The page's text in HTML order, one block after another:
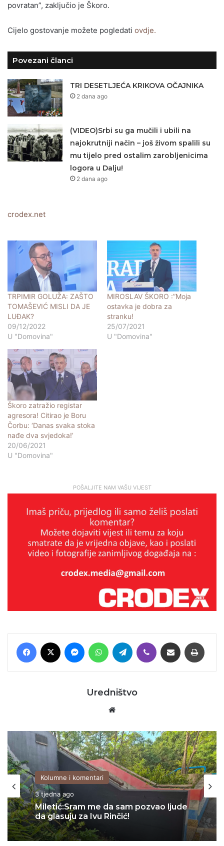
povratan”, zaključio je Škoro.
Cijelo gostovanje možete pogledati ovdje.
Povezani članci
TRI DESETLJEĆA KRIKOVA OČAJNIKA
2 dana ago
(VIDEO)Srbi su ga mučili i ubili na
najokrutniji način – još živom spalili su
mu tijelo pred ostalim zarobljenicima
logora u Dalju!
2 dana ago
crodex.net
TRPIMIR GOLUŽA: ZAŠTO
TOMAŠEVIĆ MISLI DA JE
LUĐAK?
09/12/2022
U "Domovina"
MIROSLAV ŠKORO :”Moja
ostavka je dobra za
stranku!
25/07/2021
U "Domovina"
Škoro zatražio registar
agresora! Citirao je Boru
Čorbu: ‘Danas svaka stoka
nađe dva svjedoka!’
20/06/2021
U "Domovina"
POŠALJITE NAM VAŠU VIJEST
Facebook MessengerWhatsAppTelegram Viber Podijeli putem E-maila
Uredništvo
Kolumne i komentari
3 tjedna ago
Miletić:Sram me da sam pozvao ljude
da glasuju za Ivu Rinčić!
Kolumne i komentari
06/07/2026